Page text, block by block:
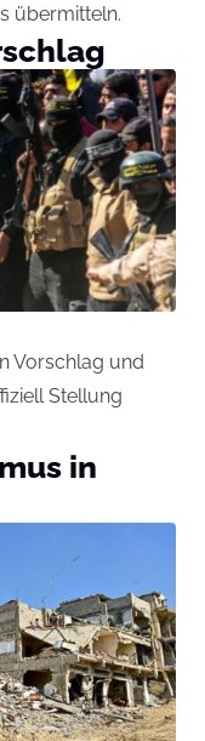
übermitteln.
Vorschlag und
Stellung
in